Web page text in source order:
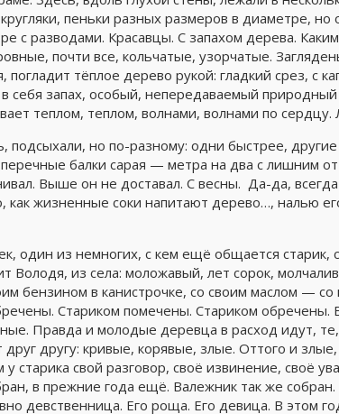
пеньки разных размеров в диаметре, но
с разводами. Красавцы. С запахом дерева. Каким
почти все, кольчатые, узорчатые.
тёплое дерево рукой: гладкий срез, с
себя запах, особый, непередаваемый
теплом, теплом, волнами, волнами по сердцу.
подсыхали, но по-разному: одни быстрее,
балки сарая — метра на два с лишним от
Выше он не доставал. С весны. Да-да,
как жизненные соки напитают дерево…, налью
один из немногих, с кем ещё общается старик,
из села: моложавый, лет сорок,
бензином в канистрочке, со своим маслом — со
Стариком помечены. Стариком обречены.
Правда и молодые деревца в расход идут, те,
другу: кривые, корявые, злые. Оттого и
свой разговор, своё извинение, своё
в прежние года ещё. Валежник так же
девственница. Его роща. Его девица. В этом